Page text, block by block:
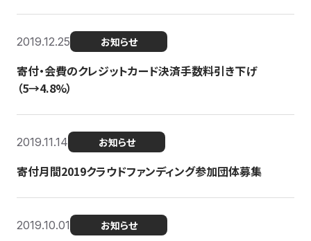
2019.12.25 お知らせ
寄付・会費のクレジットカード決済手数料引き下げ
（5→4.8%）
2019.11.14 お知らせ
寄付月間2019クラウドファンディング参加団体募集
2019.10.01 お知らせ